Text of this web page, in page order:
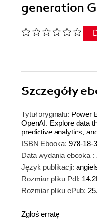
generation
Szczegóły
Tytuł oryginału: Power
OpenAI. Explore data
predictive analytics,
ISBN Ebooka: 978-18-
Data wydania ebooka :
Język publikacji:
Rozmiar pliku Pdf:
Rozmiar pliku ePub:
Zgłoś erratę